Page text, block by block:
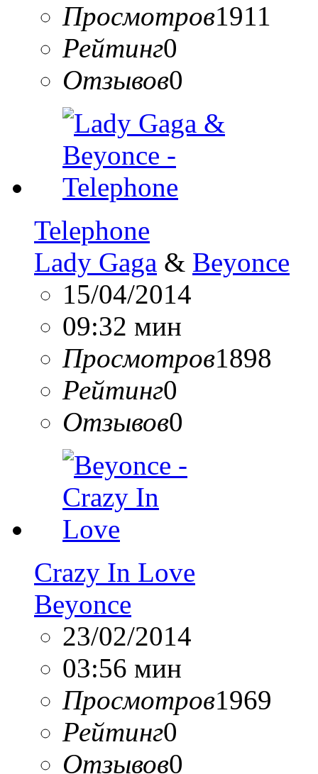
Просмотров1911
Рейтинг0
Отзывов0
Telephone
Lady Gaga & Beyonce
15/04/2014
09:32 мин
Просмотров1898
Рейтинг0
Отзывов0
Crazy In Love
Beyonce
23/02/2014
03:56 мин
Просмотров1969
Рейтинг0
Отзывов0